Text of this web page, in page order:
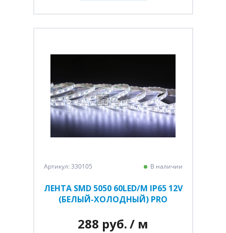
Артикул: 330105 В наличии
ЛЕНТА SMD 5050 60LED/M IP65 12V
(БЕЛЫЙ-ХОЛОДНЫЙ) PRO
288 руб./ м